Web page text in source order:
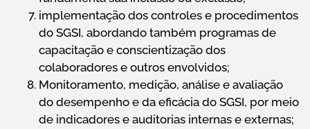
implementação dos controles e procedimentos
do SGSI, abordando também programas de
capacitação e conscientização dos
colaboradores e outros envolvidos;
Monitoramento, medição, análise e avaliação
do desempenho e da eficácia do SGSI, por meio
de indicadores e auditorias internas e externas;